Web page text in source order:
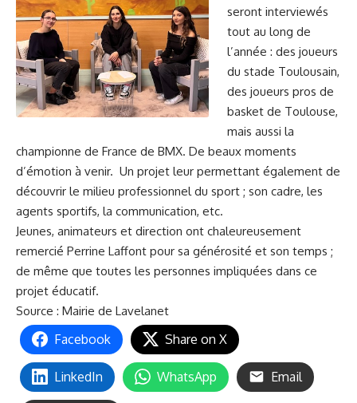
seront interviewés
tout au long de
l’année : des joueurs
du stade Toulousain,
des joueurs pros de
basket de Toulouse,
mais aussi la
championne de France de BMX. De beaux moments
d’émotion à venir. Un projet leur permettant également de
découvrir le milieu professionnel du sport ; son cadre, les
agents sportifs, la communication, etc.
Jeunes, animateurs et direction ont chaleureusement
remercié Perrine Laffont pour sa générosité et son temps ;
de même que toutes les personnes impliquées dans ce
projet éducatif.
Source : Mairie de Lavelanet
Facebook Share on X
LinkedIn WhatsApp Email